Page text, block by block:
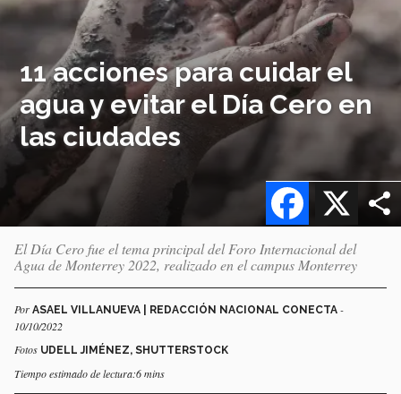
11 acciones para cuidar el
agua y evitar el Día Cero en
las ciudades
X
Facebook
El Día Cero fue el tema principal del Foro Internacional del
Agua de Monterrey 2022, realizado en el campus Monterrey
Por ASAEL VILLANUEVA | REDACCIÓN NACIONAL CONECTA -
10/10/2022
Fotos UDELL JIMÉNEZ, SHUTTERSTOCK
Tiempo estimado de lectura:6 mins